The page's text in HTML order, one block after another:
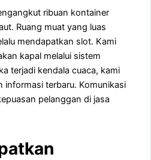
ribuan kontainer
Ruang muat yang luas
mendapatkan slot. Kami
kapal melalui sistem
terjadi kendala cuaca, kami
informasi terbaru. Komunikasi
pelanggan di jasa